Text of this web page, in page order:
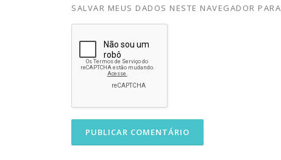
SALVAR MEUS DADOS NESTE NAVEGADOR